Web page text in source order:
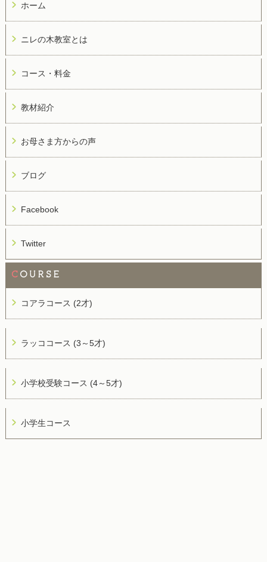
ホーム
ニレの木教室とは
コース・料金
教材紹介
お母さま方からの声
ブログ
Facebook
Twitter
C OURSE
コアラコース (2才)
ラッココース (3～5才)
小学校受験コース (4～5才)
小学生コース